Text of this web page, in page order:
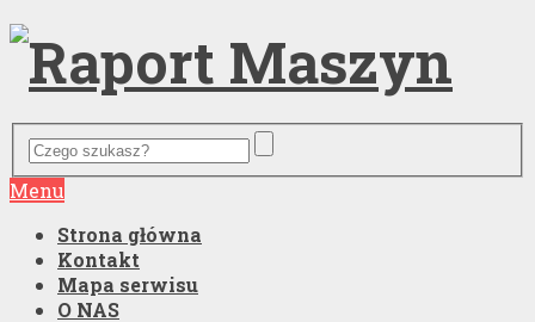
Menu
Strona główna
Kontakt
Mapa serwisu
O NAS